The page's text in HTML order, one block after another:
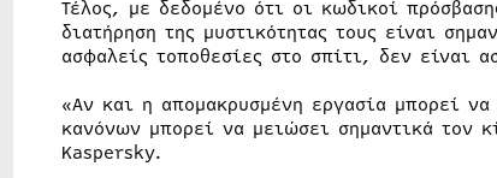
Τέλος, με δεδομένο ότι οι κωδικοί
διατήρηση της μυστικότητας τους είναι
ασφαλείς τοποθεσίες στο σπίτι, δεν είναι
«Αν και η απομακρυσμένη εργασία μπορεί
κανόνων μπορεί να μειώσει σημαντικά τον
Kaspersky.